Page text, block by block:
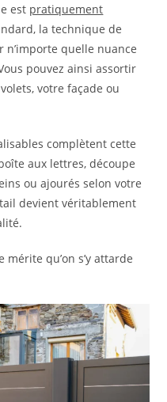
est pratiquement
la technique de
n’importe quelle nuance
pouvez ainsi assortir
votre façade ou
complètent cette
aux lettres, découpe
ou ajourés selon votre
devient véritablement
qu’on s’y attarde